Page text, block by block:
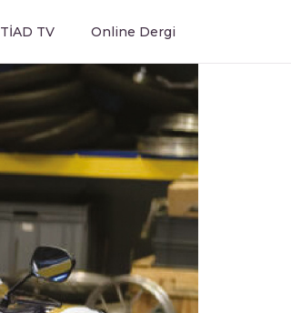
TİAD TV Online Dergi